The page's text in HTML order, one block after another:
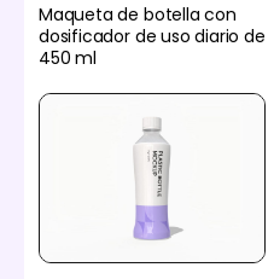
Maqueta de botella con
dosificador de uso diario de
450 ml